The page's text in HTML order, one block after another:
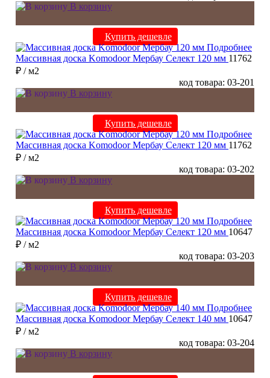
В корзину
Купить дешевле
Подробнее
Массивная доска Komodoor Мербау Селект 120 мм 11762
₽ / м2
код товара: 03-201
В корзину
Купить дешевле
Подробнее
Массивная доска Komodoor Мербау Селект 120 мм 11762
₽ / м2
код товара: 03-202
В корзину
Купить дешевле
Подробнее
Массивная доска Komodoor Мербау Селект 120 мм 10647
₽ / м2
код товара: 03-203
В корзину
Купить дешевле
Подробнее
Массивная доска Komodoor Мербау Селект 140 мм 10647
₽ / м2
код товара: 03-204
В корзину